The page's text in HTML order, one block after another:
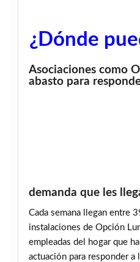
¿Dónde
Asociaciones como
abasto para
demanda que les
Cada semana llegan entre
instalaciones de Opción
empleadas del hogar que
actuación para responder